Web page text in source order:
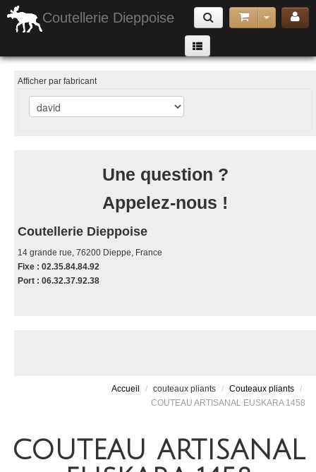
Coutellerie Dieppoise
couteaux pliants
Cannes & Matériels de randonnée et camping
poignard lame fixe
couteau papillon
Afficher par fabricant
Une question ?
Appelez-nous !
Coutellerie Dieppoise
14 grande rue, 76200 Dieppe, France
Fixe : 02.35.84.84.92
Port : 06.32.37.92.38
Accueil / couteaux pliants / Couteaux pliants /
COUTEAU ARTISANAL EUSKARA 1458
COUTEAU ARTISANAL